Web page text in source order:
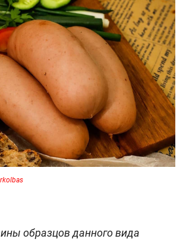
образцов данного вида